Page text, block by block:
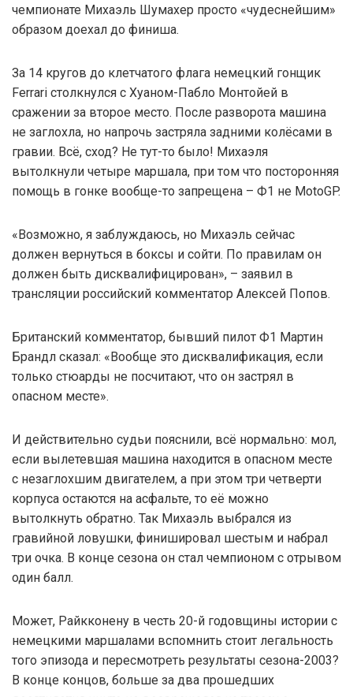
чемпионате Михаэль Шумахер просто «чудеснейшим»
образом доехал до финиша.
За 14 кругов до клетчатого флага немецкий гонщик
Ferrari столкнулся с Хуаном-Пабло Монтойей в
сражении за второе место. После разворота машина
не заглохла, но напрочь застряла задними колёсами в
гравии. Всё, сход? Не тут-то было! Михаэля
вытолкнули четыре маршала, при том что посторонняя
помощь в гонке вообще-то запрещена – Ф1 не MotoGP.
«Возможно, я заблуждаюсь, но Михаэль сейчас
должен вернуться в боксы и сойти. По правилам он
должен быть дисквалифицирован», – заявил в
трансляции российский комментатор Алексей Попов.
Британский комментатор, бывший пилот Ф1 Мартин
Брандл сказал: «Вообще это дисквалификация, если
только стюарды не посчитают, что он застрял в
опасном месте».
И действительно судьи пояснили, всё нормально: мол,
если вылетевшая машина находится в опасном месте
с незаглохшим двигателем, а при этом три четверти
корпуса остаются на асфальте, то её можно
вытолкнуть обратно. Так Михаэль выбрался из
гравийной ловушки, финишировал шестым и набрал
три очка. В конце сезона он стал чемпионом с отрывом
один балл.
Может, Райкконену в честь 20-й годовщины истории с
немецкими маршалами вспомнить стоит легальность
того эпизода и пересмотреть результаты сезона-2003?
В конце концов, больше за два прошедших